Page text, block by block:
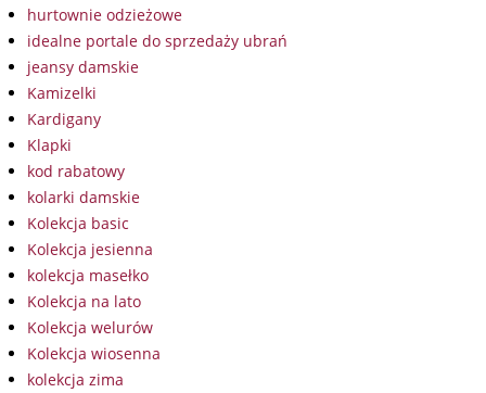
hurtownie odzieżowe
idealne portale do sprzedaży ubrań
jeansy damskie
Kamizelki
Kardigany
Klapki
kod rabatowy
kolarki damskie
Kolekcja basic
Kolekcja jesienna
kolekcja masełko
Kolekcja na lato
Kolekcja welurów
Kolekcja wiosenna
kolekcja zima